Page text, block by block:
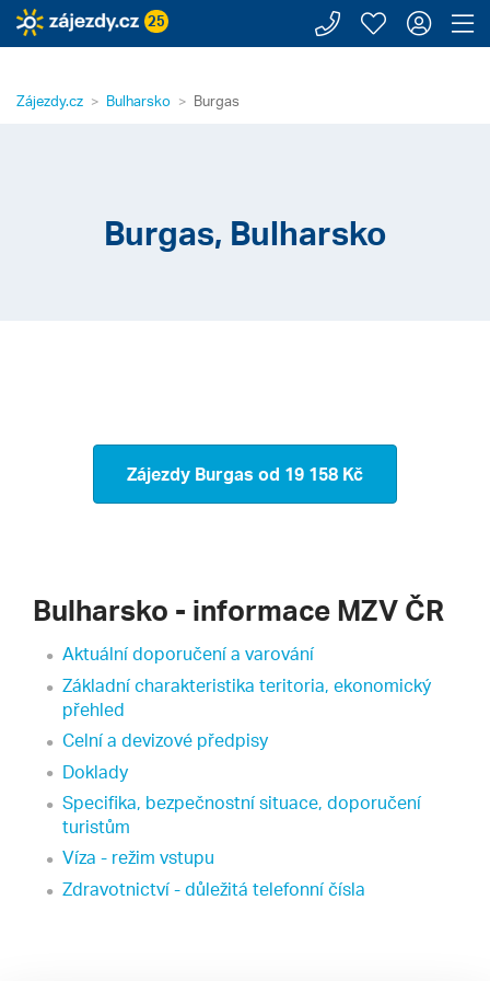
25 Zavolejte
Moje
Zájezdy.cz Bulharsko Burgas
Burgas, Bulharsko
Zájezdy Burgas od 19 158 Kč
Bulharsko - informace MZV ČR
Aktuální doporučení a varování
Základní charakteristika teritoria, ekonomický
přehled
Celní a devizové předpisy
Doklady
Specifika, bezpečnostní situace, doporučení
turistům
Víza - režim vstupu
Zdravotnictví - důležitá telefonní čísla